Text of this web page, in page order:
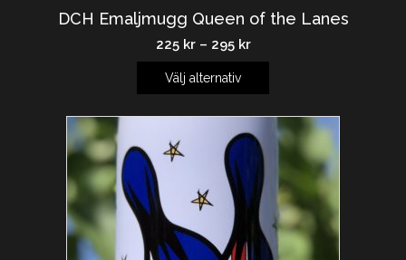
DCH Emaljmugg Queen of the Lanes
225 kr– 295 kr
Välj alternativ